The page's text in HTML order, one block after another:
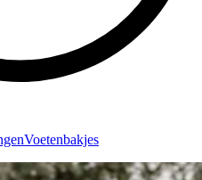
Voetenbakjes